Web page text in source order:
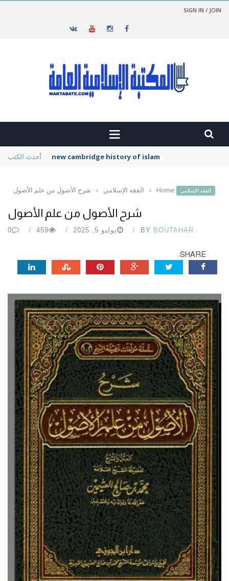
SIGN IN / JOIN
أحدث الكتب new cambridge history of islam
الفقه الإسلامي Home
› الفقه الإسلامي › شرح الأصول من علم الأصول
شرح الأصول من علم الأصول
BY BOUTAHAR يوليو 5, 2025 459
0
SHARE: